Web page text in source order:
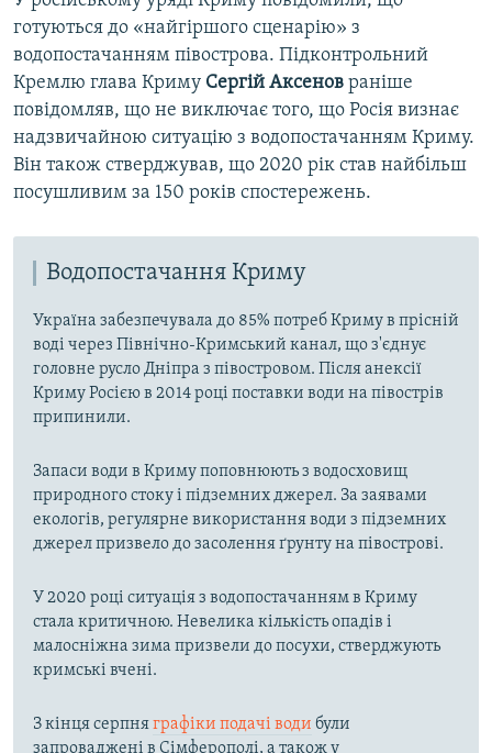
готуються до «найгіршого сценарію» з
водопостачанням півострова. Підконтрольний
Кремлю глава Криму Сергій Аксенов раніше
повідомляв, що не виключає того, що Росія визнає
надзвичайною ситуацію з водопостачанням Криму.
Він також стверджував, що 2020 рік став найбільш
посушливим за 150 років спостережень.
Водопостачання Криму
Україна забезпечувала до 85% потреб Криму в прісній
воді через Північно-Кримський канал, що з'єднує
головне русло Дніпра з півостровом. Після анексії
Криму Росією в 2014 році поставки води на півострів
припинили.
Запаси води в Криму поповнюють з водосховищ
природного стоку і підземних джерел. За заявами
екологів, регулярне використання води з підземних
джерел призвело до засолення ґрунту на півострові.
У 2020 році ситуація з водопостачанням в Криму
стала критичною. Невелика кількість опадів і
малосніжна зима призвели до посухи, стверджують
кримські вчені.
З кінця серпняграфіки подачі води були
запроваджені в Сімферополі, а також у